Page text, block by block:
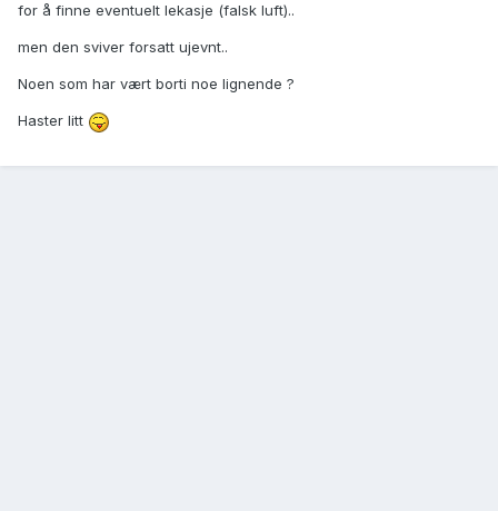
for å finne eventuelt lekasje (falsk luft)..
men den sviver forsatt ujevnt..
Noen som har vært borti noe lignende ?
Haster litt